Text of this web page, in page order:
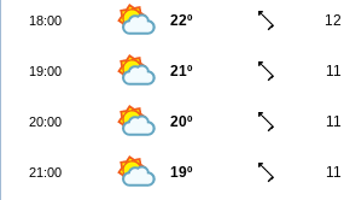
18:00 22º 12
19:00 21º 11
20:00 20º 11
21:00 19º 11